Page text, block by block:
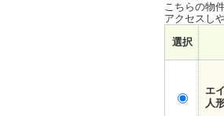
こちらの物
アクセスし
選択
エ
人